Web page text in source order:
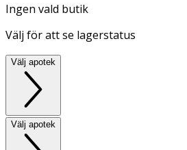
Ingen vald butik
Välj för att se lagerstatus
Välj apotek
Välj apotek